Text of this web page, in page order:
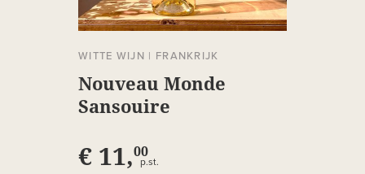
WITTE WIJN | FRANKRIJK
Nouveau Monde
Sansouire
€ 11,00
p.st.